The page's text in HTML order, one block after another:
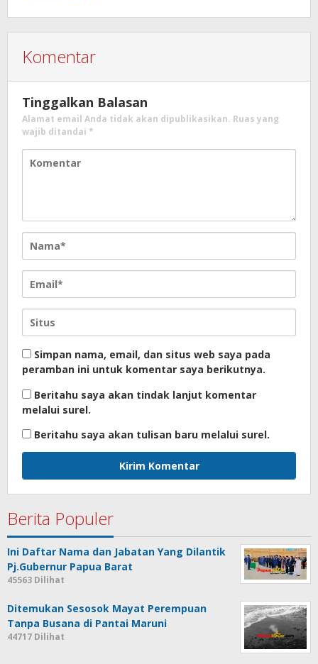
Komentar
Tinggalkan Balasan
Alamat email Anda tidak akan dipublikasikan. Ruas yang
wajib ditandai *
Simpan nama, email, dan situs web saya pada
peramban ini untuk komentar saya berikutnya.
Beritahu saya akan tindak lanjut komentar
melalui surel.
Beritahu saya akan tulisan baru melalui surel.
Berita Populer
Ini Daftar Nama dan Jabatan Yang Dilantik
Pj.Gubernur Papua Barat
45563 Dilihat
Ditemukan Sesosok Mayat Perempuan
Tanpa Busana di Pantai Maruni
44717 Dilihat